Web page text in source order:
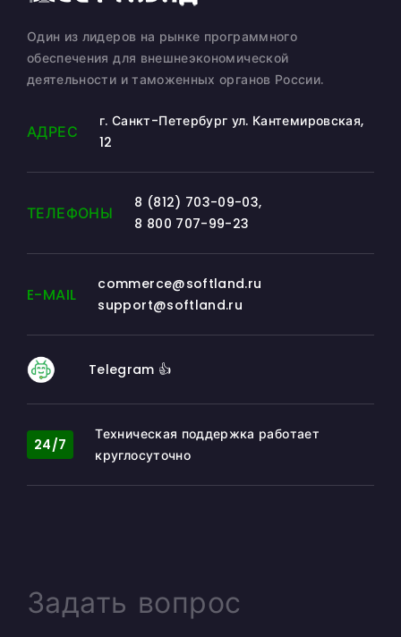
Один из лидеров на рынке программного
обеспечения для внешнеэкономической
деятельности и таможенных органов России.
АДРЕС
г. Санкт-Петербург ул. Кантемировская,
12
ТЕЛЕФОНЫ
8 (812) 703-09-03,
8 800 707-99-23
E-MAIL
commerce@softland.ru
support@softland.ru
Telegram 👍
24/7
Техническая поддержка работает
круглосуточно
Задать вопрос